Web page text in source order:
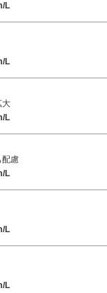
L
L
大
L
配慮
L
L
L